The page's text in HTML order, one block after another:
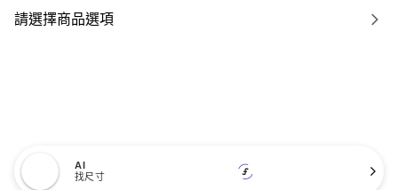
請選擇商品選項
AI
找尺寸